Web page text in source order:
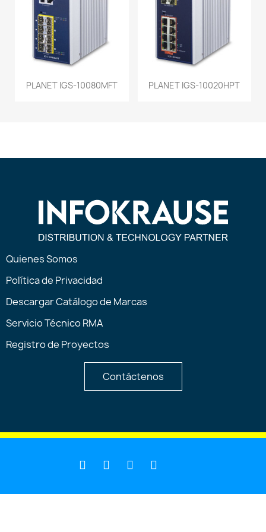
PLANET IGS-10080MFT PLANET IGS-10020HPT
Quienes Somos
Política de Privacidad
Descargar Catálogo de Marcas
Servicio Técnico RMA
Registro de Proyectos
Contáctenos